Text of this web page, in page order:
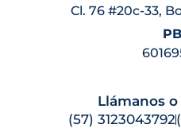
Cl. 76 #20c-33,
Llámanos
(57) 3123043792